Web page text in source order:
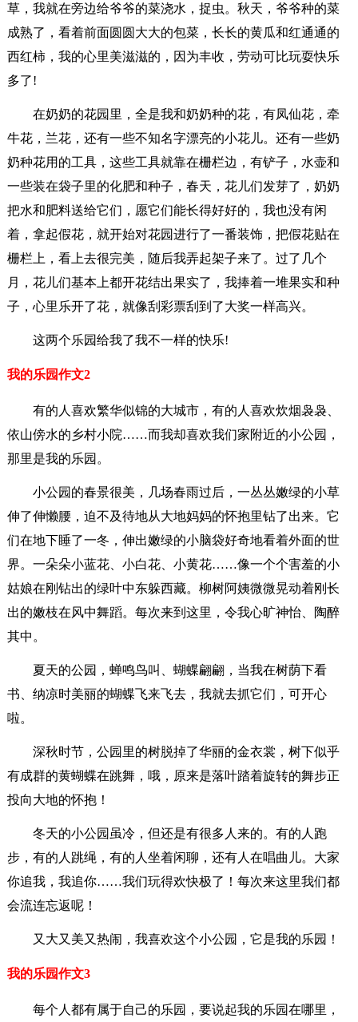
草，我就在旁边给爷爷的菜浇水，捉虫。秋天，爷爷种的菜
成熟了，看着前面圆圆大大的包菜，长长的黄瓜和红通通的
西红柿，我的心里美滋滋的，因为丰收，劳动可比玩耍快乐
多了!
在奶奶的花园里，全是我和奶奶种的花，有凤仙花，牵
牛花，兰花，还有一些不知名字漂亮的小花儿。还有一些奶
奶种花用的工具，这些工具就靠在栅栏边，有铲子，水壶和
一些装在袋子里的化肥和种子，春天，花儿们发芽了，奶奶
把水和肥料送给它们，愿它们能长得好好的，我也没有闲
着，拿起假花，就开始对花园进行了一番装饰，把假花贴在
栅栏上，看上去很完美，随后我弄起架子来了。过了几个
月，花儿们基本上都开花结出果实了，我捧着一堆果实和种
子，心里乐开了花，就像刮彩票刮到了大奖一样高兴。
这两个乐园给我了我不一样的快乐!
我的乐园作文2
有的人喜欢繁华似锦的大城市，有的人喜欢炊烟袅袅、
依山傍水的乡村小院……而我却喜欢我们家附近的小公园，
那里是我的乐园。
小公园的春景很美，几场春雨过后，一丛丛嫩绿的小草
伸了伸懒腰，迫不及待地从大地妈妈的怀抱里钻了出来。它
们在地下睡了一冬，伸出嫩绿的小脑袋好奇地看着外面的世
界。一朵朵小蓝花、小白花、小黄花……像一个个害羞的小
姑娘在刚钻出的绿叶中东躲西藏。柳树阿姨微微晃动着刚长
出的嫩枝在风中舞蹈。每次来到这里，令我心旷神怡、陶醉
其中。
夏天的公园，蝉鸣鸟叫、蝴蝶翩翩，当我在树荫下看
书、纳凉时美丽的蝴蝶飞来飞去，我就去抓它们，可开心
啦。
深秋时节，公园里的树脱掉了华丽的金衣裳，树下似乎
有成群的黄蝴蝶在跳舞，哦，原来是落叶踏着旋转的舞步正
投向大地的怀抱！
冬天的小公园虽冷，但还是有很多人来的。有的人跑
步，有的人跳绳，有的人坐着闲聊，还有人在唱曲儿。大家
你追我，我追你……我们玩得欢快极了！每次来这里我们都
会流连忘返呢！
又大又美又热闹，我喜欢这个小公园，它是我的乐园！
我的乐园作文3
每个人都有属于自己的乐园，要说起我的乐园在哪里，